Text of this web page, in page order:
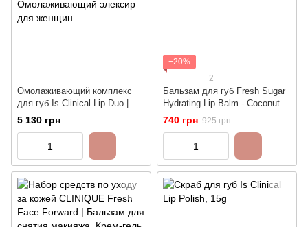
Омолаживающий комплекс
для губ Is Clinical Lip Duo |
Скраб и Омолаживающий
элексир для женщин
5 130 грн
−20%
2
Бальзам для губ Fresh Sugar
Hydrating Lip Balm - Coconut
740 грн 925 грн